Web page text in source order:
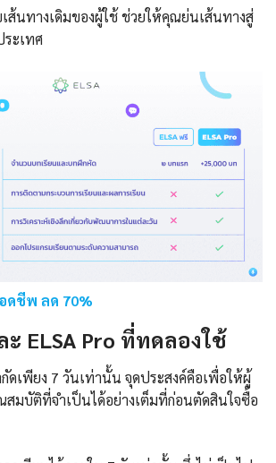
เส้นทางเดิมของผู้ใช้ ช่วยให้คุณย่นเส้นทางสู่
ะเทศ
ดชีพ ลด 70%
ะ ELSA Pro ที่ทดลองใช้
ดเพียง 7 วันเท่านั้น จุดประสงค์คือเพื่อให้ผู้
สมบัติที่จำเป็นได้อย่างเต็มที่ก่อนตัดสินใจซื้อ